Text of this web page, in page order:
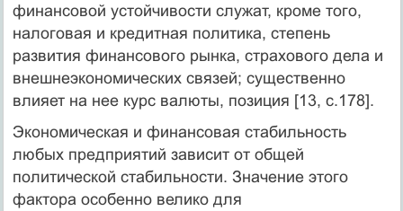
финансовой устойчивости служат, кроме того,
налоговая и кредитная политика, степень
развития финансового рынка, страхового дела и
внешнеэкономических связей; существенно
влияет на нее курс валюты, позиция [13, c.178].
Экономическая и финансовая стабильность
любых предприятий зависит от общей
политической стабильности. Значение этого
фактора особенно велико для